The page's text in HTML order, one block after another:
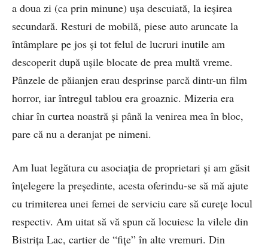
a doua zi (ca prin minune) uşa descuiată, la ieşirea
secundară. Resturi de mobilă, piese auto aruncate la
întâmplare pe jos şi tot felul de lucruri inutile am
descoperit după uşile blocate de prea multă vreme.
Pânzele de păianjen erau desprinse parcă dintr-un film
horror, iar întregul tablou era groaznic. Mizeria era
chiar în curtea noastră şi până la venirea mea în bloc,
pare că nu a deranjat pe nimeni.
Am luat legătura cu asociaţia de proprietari şi am găsit
înţelegere la preşedinte, acesta oferindu-se să mă ajute
cu trimiterea unei femei de serviciu care să cureţe locul
respectiv. Am uitat să vă spun că locuiesc la vilele din
Bistriţa Lac, cartier de “fiţe” în alte vremuri. Din